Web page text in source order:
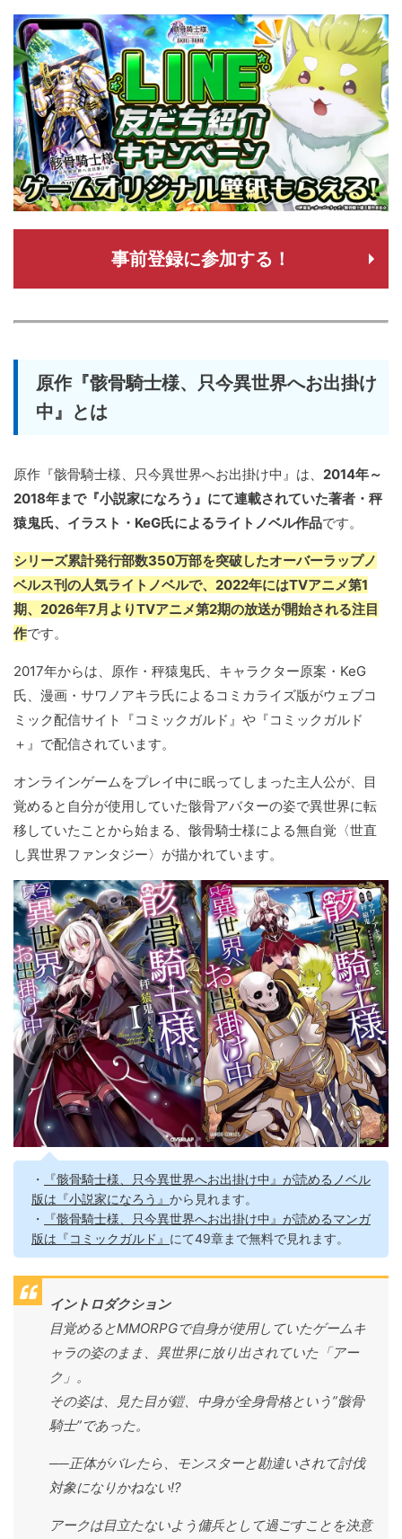
事前登録に参加する！
原作『骸骨騎士様、只今異世界へお出掛け
中』とは
原作『骸骨騎士様、只今異世界へお出掛け中』は、 2014年～
2018年まで『小説家になろう』にて連載されていた著者・秤
猿鬼氏、イラスト・KeG氏によるライトノベル作品です。
シリーズ累計発行部数350万部を突破したオーバーラップノ
ベルス刊の人気ライトノベルで、2022年にはTVアニメ第1
期、2026年7月よりTVアニメ第2期の放送が開始される注目
作です。
2017年からは、原作・秤猿鬼氏、キャラクター原案・KeG
氏、漫画・サワノアキラ氏によるコミカライズ版がウェブコ
ミック配信サイト『コミックガルド』や『コミックガルド
＋』で配信されています。
オンラインゲームをプレイ中に眠ってしまった主人公が、目
覚めると自分が使用していた骸骨アバターの姿で異世界に転
移していたことから始まる、骸骨騎士様による無自覚〈世直
し異世界ファンタジー〉が描かれています。
・
『骸骨騎士様、只今異世界へお出掛け中』が読めるノベル
版は『小説家になろう』 から見れます。
・
『骸骨騎士様、只今異世界へお出掛け中』が読めるマンガ
版は『コミックガルド』 にて49章まで無料で見れます。
イントロダクション
目覚めるとMMORPGで自身が使用していたゲームキ
ャラの姿のまま、異世界に放り出されていた「アー
ク」。
その姿は、見た目が鎧、中身が全身骨格という”骸骨
騎士”であった。
──正体がバレたら、モンスターと勘違いされて討伐
対象になりかねない!?
アークは目立たないよう傭兵として過ごすことを決意